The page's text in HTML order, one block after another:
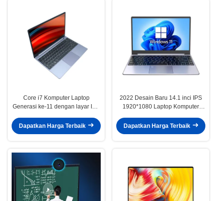
Core i7 Komputer Laptop
Generasi ke-11 dengan layar IPS
dan Quad Core Processor
Dapatkan Harga Terbaik
2022 Desain Baru 14.1 inci IPS
1920*1080 Laptop Komputer
dan 8GB/16GB/32GB RAM
Dapatkan Harga Terbaik